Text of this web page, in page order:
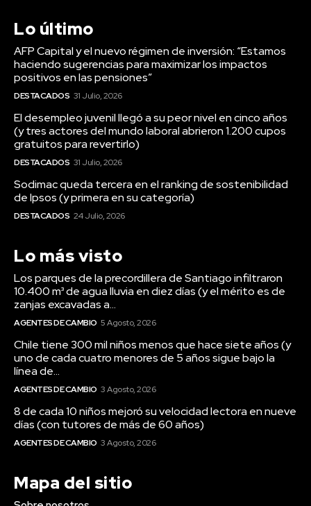
Lo último
AFP Capital y el nuevo régimen de inversión: “Estamos
haciendo sugerencias para maximizar los impactos
positivos en las pensiones”
DESTACADOS 31 Julio, 2026
El desempleo juvenil llegó a su peor nivel en cinco años
(y tres actores del mundo laboral abrieron 1.200 cupos
gratuitos para revertirlo)
DESTACADOS 31 Julio, 2026
Sodimac queda tercera en el ranking de sostenibilidad
de Ipsos (y primera en su categoría)
DESTACADOS 24 Julio, 2026
Lo más visto
Los parques de la precordillera de Santiago infiltraron
10.400 m³ de agua lluvia en diez días (y el mérito es de
zanjas excavadas a...
AGENTES DE CAMBIO 5 Agosto, 2026
Chile tiene 300 mil niños menos que hace siete años (y
uno de cada cuatro menores de 5 años sigue bajo la
línea de...
AGENTES DE CAMBIO 3 Agosto, 2026
8 de cada 10 niños mejoró su velocidad lectora en nueve
días (con tutores de más de 60 años)
AGENTES DE CAMBIO 3 Agosto, 2026
Mapa del sitio